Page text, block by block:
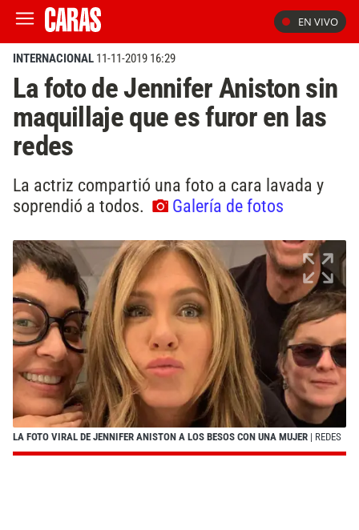
EN VIVO
INTERNACIONAL 11-11-2019 16:29
La foto de Jennifer Aniston sin
maquillaje que es furor en las
redes
La actriz compartió una foto a cara lavada y
soprendió a todos.
Galería de fotos
LA FOTO VIRAL DE JENNIFER ANISTON A LOS BESOS CON UNA MUJER | REDES